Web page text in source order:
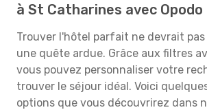
à St Catharines avec Opodo
Trouver l'hôtel parfait ne devrait pas
une quête ardue. Grâce aux filtres
vous pouvez personnaliser votre
trouver le séjour idéal. Voici
options que vous découvrirez dans